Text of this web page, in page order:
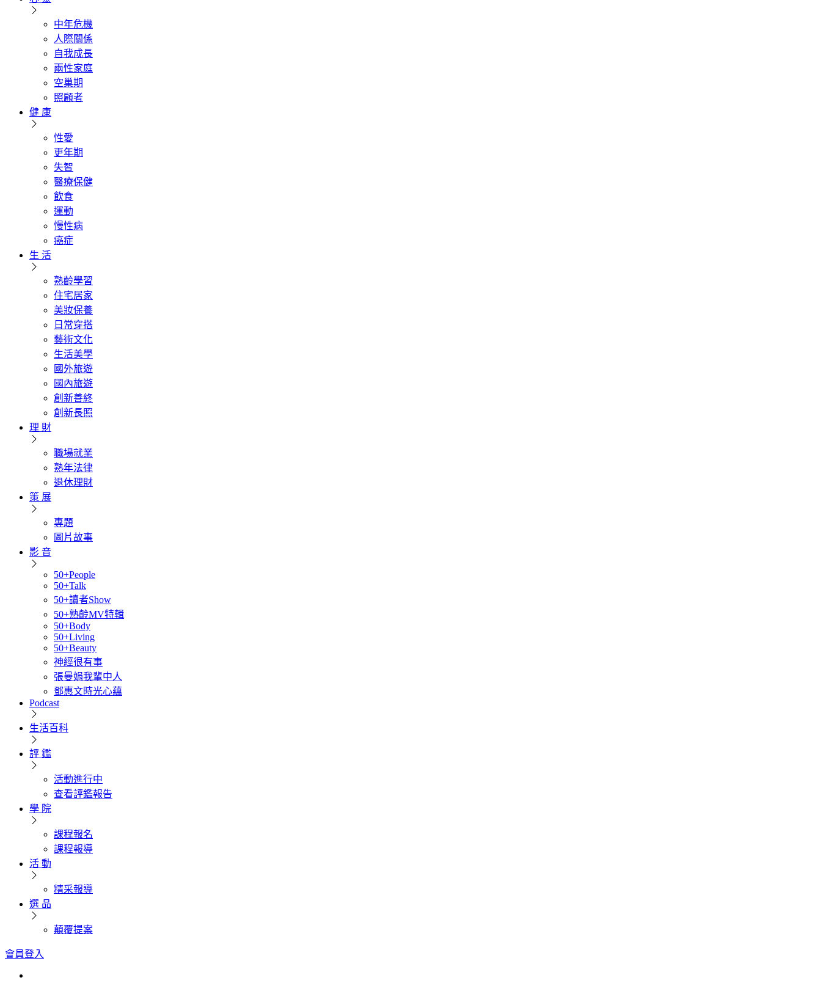
中年危機
人際關係
自我成長
兩性家庭
空巢期
照顧者
健 康
性愛
更年期
失智
醫療保健
飲食
運動
慢性病
癌症
生 活
熟齡學習
住宅居家
美妝保養
日常穿搭
藝術文化
生活美學
國外旅遊
國內旅遊
創新善終
創新長照
理 財
職場就業
熟年法律
退休理財
策 展
專題
圖片故事
影 音
50+People
50+Talk
50+讀者Show
50+熟齡MV特輯
50+Body
50+Living
50+Beauty
神經很有事
張曼娟我輩中人
鄧惠文時光心蘊
Podcast
生活百科
評 鑑
活動進行中
查看評鑑報告
學 院
課程報名
課程報導
活 動
精采報導
選 品
顛覆提案
會員登入